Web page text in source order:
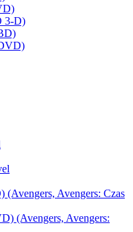
3-D)
Avengers: Czas
(Avengers, Avengers: